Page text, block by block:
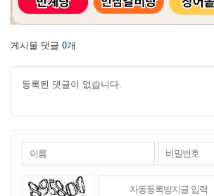
게시물 댓글 0개
등록된 댓글이 없습니다.